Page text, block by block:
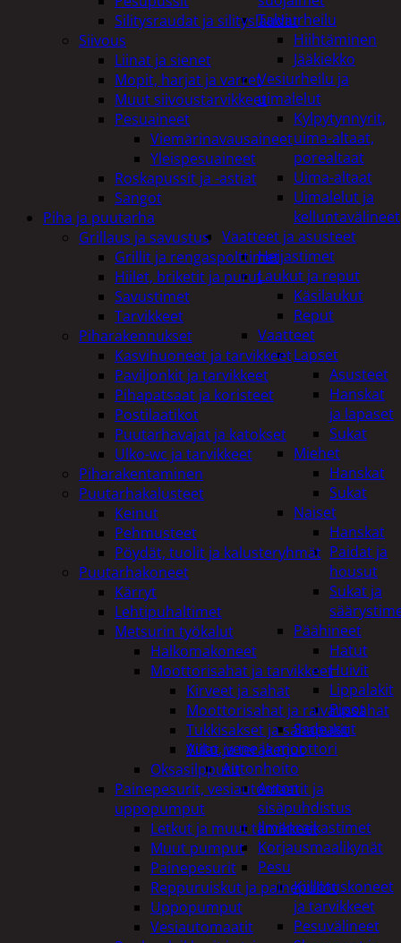
Talviurheilu
Hiihtäminen
Jääkiekko
Vesiurheilu ja
uimalelut
Kylpytynnyrit,
uima-altaat,
porealtaat
Uima-altaat
Uimalelut ja
kelluntavälineet
Vaatteet ja asusteet
Heijastimet
Laukut ja reput
Käsilaukut
Reput
Vaatteet
Lapset
Asusteet
Hanskat
ja lapaset
Sukat
Miehet
Hanskat
Sukat
Naiset
Hanskat
Paidat ja
housut
Sukat ja
Päähineet
Hatut
Huivit
Lippalakit
Pipot
Sadeasut
Auto, vene ja moottori
Autonhoito
Auton
sisäpuhdistus
Ilmanraikastimet
Korjausmaalikynät
Pesu
Kiillotuskoneet
ja tarvikkeet
Pesuvälineet
Silitysraudat ja silityslaudat
Siivous
Liinat ja sienet
Mopit, harjat ja varret
Muut siivoustarvikkeet
Pesuaineet
Viemärinavausaineet
Yleispesuaineet
Roskapussit ja -astiat
Sangot
Piha ja puutarha
Grillaus ja savustus
Grillit ja rengaspolttimet
Hiilet, briketit ja purut
Savustimet
Tarvikkeet
Piharakennukset
Kasvihuoneet ja tarvikkeet
Paviljonkit ja tarvikkeet
Pihapatsaat ja koristeet
Postilaatikot
Puutarhavajat ja katokset
Ulko-wc ja tarvikkeet
Piharakentaminen
Puutarhakalusteet
Keinut
Pehmusteet
Pöydät, tuolit ja kalusteryhmät
Puutarhakoneet
Kärryt
Lehtipuhaltimet
Metsurin työkalut
Halkomakoneet
Moottorisahat ja tarvikkeet
Kirveet ja sahat
Moottorisahat ja raivaussahat
Tukkisakset ja sahapukit
Viilat ja teräketjut
Oksasilppurit
Painepesurit, vesiautomaatit ja
uppopumput
Letkut ja muut tarvikkeet
Muut pumput
Painepesurit
Reppuruiskut ja painepullot
Uppopumput
Vesiautomaatit